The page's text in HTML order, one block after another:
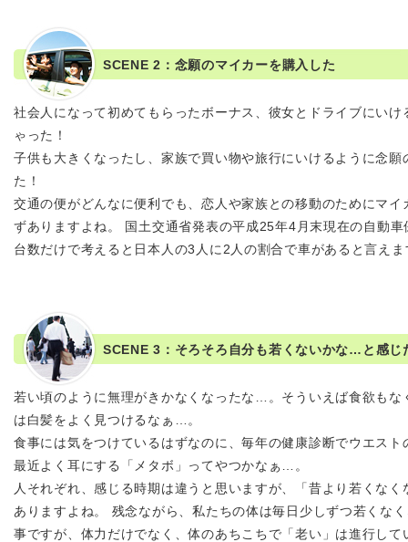
SCENE 2：念願のマイカーを購入した
社会人になって初めてもらったボーナス、彼女とドライブにい
ゃった！
子供も大きくなったし、家族で買い物や旅行にいけるように念
た！
交通の便がどんなに便利でも、恋人や家族との移動のためにマ
ずありますよね。 国土交通省発表の平成25年4月末現在の自動
台数だけで考えると日本人の3人に2人の割合で車があると言え
SCENE 3：そろそろ自分も若くないかな…と感じ
若い頃のように無理がきかなくなったな…。そういえば食欲もな
は白髪をよく見つけるなぁ…。
食事には気をつけているはずなのに、毎年の健康診断でウエス
最近よく耳にする「メタボ」ってやつかなぁ…。
人それぞれ、感じる時期は違うと思いますが、「昔より若くな
ありますよね。 残念ながら、私たちの体は毎日少しずつ若くな
事ですが、体力だけでなく、体のあちこちで「老い」は進行し